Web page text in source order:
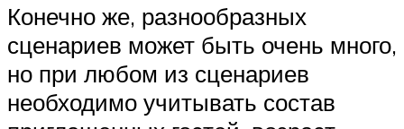
Конечно же, разнообразных
сценариев может быть очень много,
но при любом из сценариев
необходимо учитывать состав